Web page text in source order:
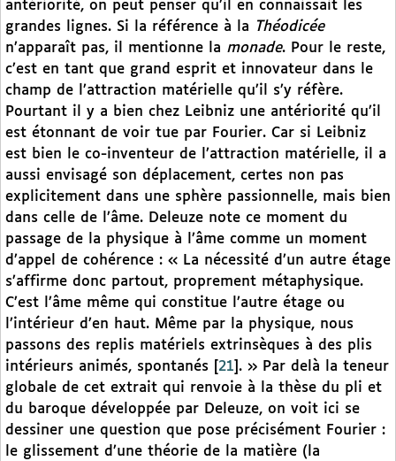
antériorité, on peut penser qu’il en connaissait les
grandes lignes. Si la référence à la Théodicée
n’apparaît pas, il mentionne la monade. Pour le reste,
c’est en tant que grand esprit et innovateur dans le
champ de l’attraction matérielle qu’il s’y réfère.
Pourtant il y a bien chez Leibniz une antériorité qu’il
est étonnant de voir tue par Fourier. Car si Leibniz
est bien le co-inventeur de l’attraction matérielle, il a
aussi envisagé son déplacement, certes non pas
explicitement dans une sphère passionnelle, mais bien
dans celle de l’âme. Deleuze note ce moment du
passage de la physique à l’âme comme un moment
d’appel de cohérence : « La nécessité d’un autre étage
s’affirme donc partout, proprement métaphysique.
C’est l’âme même qui constitue l’autre étage ou
l’intérieur d’en haut. Même par la physique, nous
passons des replis matériels extrinsèques à des plis
intérieurs animés, spontanés
21 . » Par delà la teneur
globale de cet extrait qui renvoie à la thèse du pli et
du baroque développée par Deleuze, on voit ici se
dessiner une question que pose précisément Fourier :
le glissement d’une théorie de la matière (la